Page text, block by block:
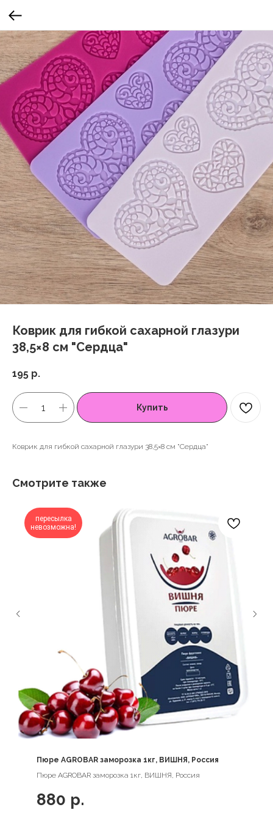
Коврик для гибкой сахарной глазури
38,5×8 см "Сердца"
195 р.
Купить
Коврик для гибкой сахарной глазури 38,5×8 см "Сердца"
Смотрите также
пересылка
невозможна!
Пюре AGROBAR заморозка 1кг, ВИШНЯ, Россия
Пюре AGROBAR заморозка 1кг, ВИШНЯ, Россия
880 р.